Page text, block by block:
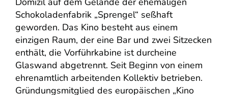
Schokoladenfabrik „Sprengel“ seßhaft
geworden. Das Kino besteht aus einem
einzigen Raum, der eine Bar und zwei Sitzecken
enthält, die Vorführkabine ist durcheine
Glaswand abgetrennt. Seit Beginn von einem
ehrenamtlich arbeitenden Kollektiv betrieben.
Gründungsmitglied des europäischen „Kino